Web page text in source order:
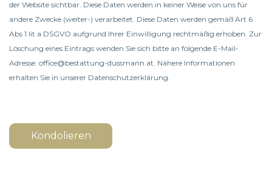
der Website sichtbar. Diese Daten werden in keiner Weise von uns für
andere Zwecke (weiter-) verarbeitet. Diese Daten werden gemäß Art 6
Abs 1 lit a DSGVO aufgrund Ihrer Einwilligung rechtmäßig erhoben. Zur
Löschung eines Eintrags wenden Sie sich bitte an folgende E-Mail-
Adresse: office@bestattung-dussmann.at. Nähere Informationen
erhalten Sie in unserer Datenschutzerklärung.
Kondolieren